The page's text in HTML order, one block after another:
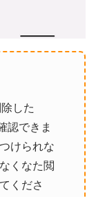
した
認できま
けられな
くなた閲
くださ